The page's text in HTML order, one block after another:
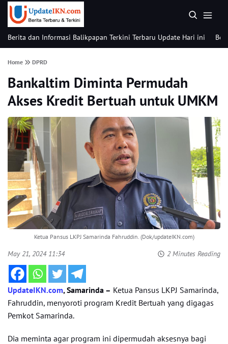
Berita dan Informasi Balikpapan Terkini Terbaru Update Hari ini
Home DPRD
Bankaltim Diminta Permudah
Akses Kredit Bertuah untuk UMKM
Ketua Pansus LKPJ Samarinda Fahruddin. (Dok/updateIKN.com)
May 21, 2024 11:34 2 Minutes Reading
UpdateIKN.com, Samarinda – Ketua Pansus LKPJ Samarinda,
Fahruddin, menyoroti program Kredit Bertuah yang digagas
Pemkot Samarinda.
Dia meminta agar program ini dipermudah aksesnya bagi